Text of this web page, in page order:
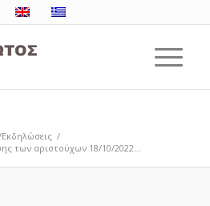
/
των αριστούχων 18/10/2022...